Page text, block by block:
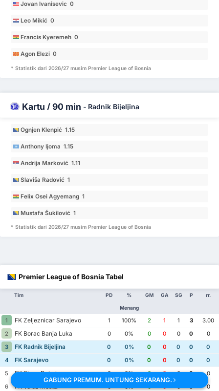
Jovan Ivanisevic 0
Leo Mikić 0
Francis Kyeremeh 0
Agon Elezi 0
* Statistik dari 2026/27 musim Premier League of Bosnia
Kartu / 90 min - Radnik Bijeljina
Ognjen Klenpić 1.15
Anthony Ijoma 1.15
Andrija Marković 1.11
Slaviša Radović 1
Felix Osei Agyemang 1
Mustafa Šukilović 1
* Statistik dari 2026/27 musim Premier League of Bosnia
Premier League of Bosnia Tabel
Tim PD %
Menang
GM GA SG P rr.
1 FK Zeljeznicar Sarajevo 1 100% 2 1 1 3
3.00
2
FK Borac Banja Luka 0 0% 0 0 0 0
0
3
FK Radnik Bijeljina 0 0% 0 0 0 0
0
4
FK Sarajevo 0 0% 0 0 0 0
0
5
FK Sloga Doboj 0 0% 0 0 0 0
0
6
FK Velez Mostar 0 0% 0 0 0 0 0
GABUNG PREMUM. UNTUNG SEKARANG.